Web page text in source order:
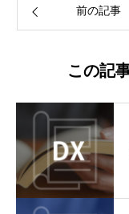
前の記事
この記